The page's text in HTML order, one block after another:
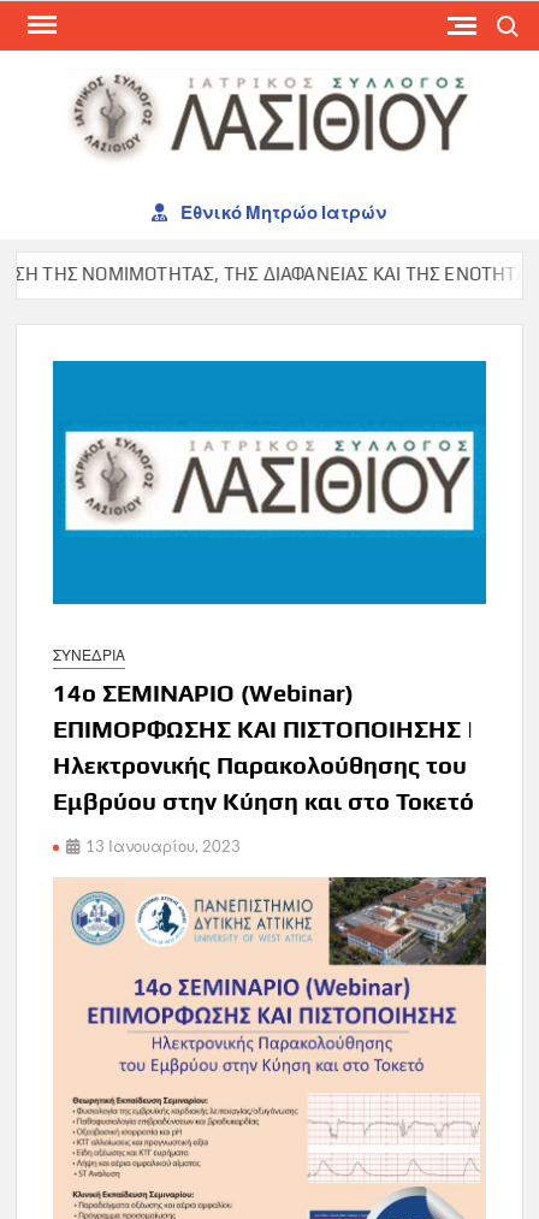
Skip
Εθνικό Μητρώο Ιατρών
ΝΟΜΙΜΟΤΗΤΑΣ, ΤΗΣ ΔΙΑΦΑΝΕΙΑΣ ΚΑΙ ΤΗΣ ΕΝΟΤΗΤΑΣ
ΣΥΝΕΔΡΙΑ
14ο ΣΕΜΙΝΑΡΙΟ (Webinar)
ΕΠΙΜΟΡΦΩΣΗΣ ΚΑΙ ΠΙΣΤΟΠΟΙΗΣΗΣ |
Ηλεκτρονικής Παρακολούθησης του
Εμβρύου στην Κύηση και στο Τοκετό
13 Ιανουαρίου, 2023